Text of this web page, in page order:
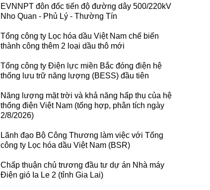
EVNNPT đôn đốc tiến độ đường dây 500/220kV
Nho Quan - Phủ Lý - Thường Tín
Tổng công ty Lọc hóa dầu Việt Nam chế biến
thành công thêm 2 loại dầu thô mới
Tổng công ty Điện lực miền Bắc đóng điện hệ
thống lưu trữ năng lượng (BESS) đầu tiên
Năng lượng mặt trời và khả năng hấp thụ của hệ
thống điện Việt Nam (tổng hợp, phân tích ngày
2/8/2026)
Lãnh đạo Bộ Công Thương làm việc với Tổng
công ty Lọc hóa dầu Việt Nam (BSR)
Chấp thuận chủ trương đầu tư dự án Nhà máy
Điện gió Ia Le 2 (tỉnh Gia Lai)